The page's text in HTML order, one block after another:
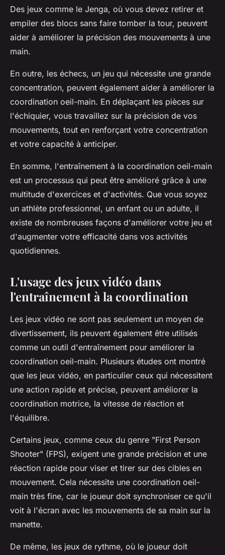
Des jeux comme le Jenga, où vous devez retirer et
empiler des blocs sans faire tomber la tour, peuvent
aider à améliorer la précision des mouvements à une
main.
En outre, les échecs, un jeu qui nécessite une grande
concentration, peuvent également aider à améliorer la
coordination oeil-main. En déplaçant les pièces sur
l'échiquier, vous travaillez sur la précision de vos
mouvements, tout en renforçant votre concentration
et votre capacité à anticiper.
En somme, l'entraînement à la coordination oeil-main
est un processus qui peut être amélioré grâce à une
multitude d'exercices et d'activités. Que vous soyez
un athlète professionnel, un enfant ou un adulte, il
existe de nombreuses façons d'améliorer votre jeu et
d'augmenter votre efficacité dans vos activités
quotidiennes.
L'usage des jeux vidéo dans
l'entraînement à la coordination
Les jeux vidéo ne sont pas seulement un moyen de
divertissement, ils peuvent également être utilisés
comme un outil d'entraînement pour améliorer la
coordination oeil-main. Plusieurs études ont montré
que les jeux vidéo, en particulier ceux qui nécessitent
une action rapide et précise, peuvent améliorer la
coordination motrice, la vitesse de réaction et
l'équilibre.
Certains jeux, comme ceux du genre "First Person
Shooter" (FPS), exigent une grande précision et une
réaction rapide pour viser et tirer sur des cibles en
mouvement. Cela nécessite une coordination oeil-
main très fine, car le joueur doit synchroniser ce qu'il
voit à l'écran avec les mouvements de sa main sur la
manette.
De même, les jeux de rythme, où le joueur doit